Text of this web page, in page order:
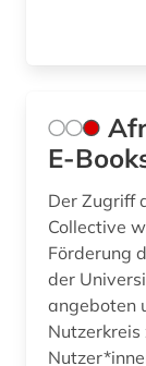
e-
E-
Der Zugriff
Collective
Förderung
der
angeboten
Nutzerkreis